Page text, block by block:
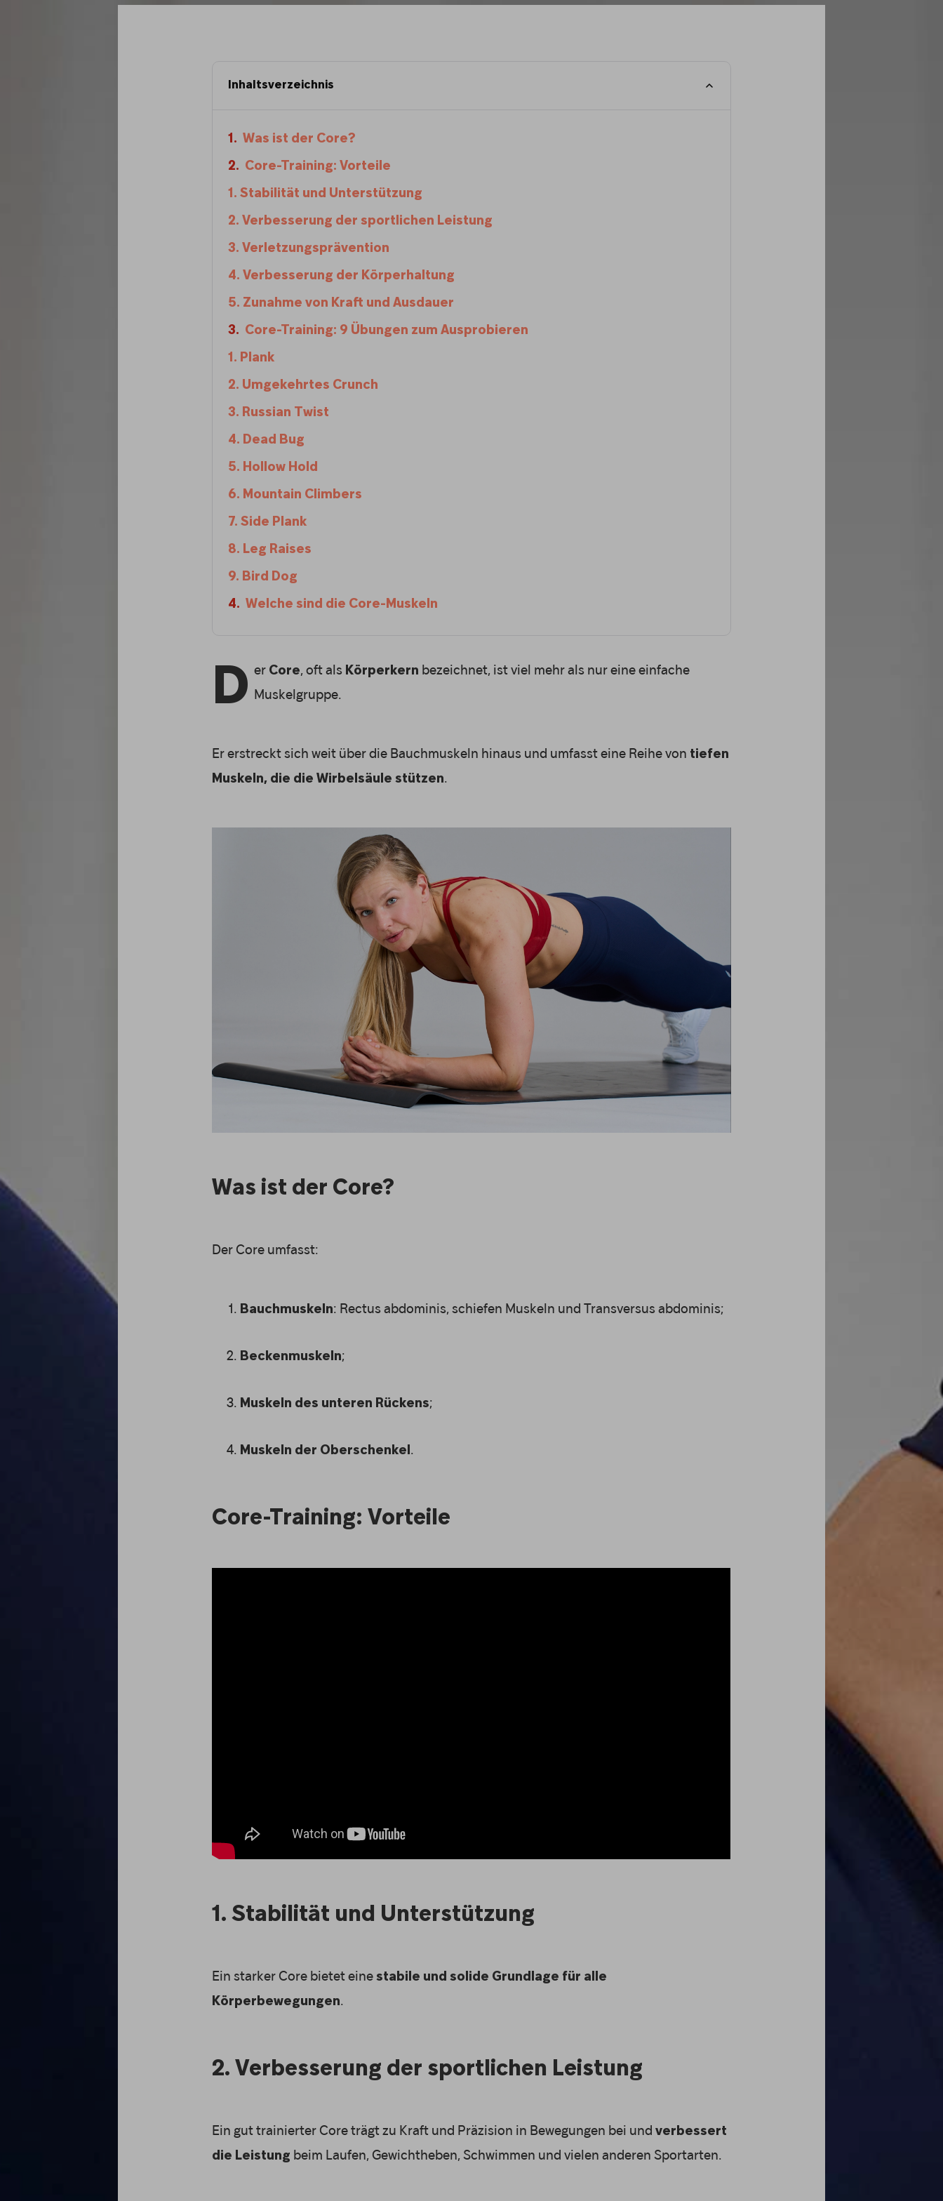
Inhaltsverzeichnis
Was ist der Core?
Core-Training: Vorteile
1. Stabilität und Unterstützung
2. Verbesserung der sportlichen Leistung
3. Verletzungsprävention
4. Verbesserung der Körperhaltung
5. Zunahme von Kraft und Ausdauer
Core-Training: 9 Übungen zum Ausprobieren
1. Plank
2. Umgekehrtes Crunch
3. Russian Twist
4. Dead Bug
5. Hollow Hold
6. Mountain Climbers
7. Side Plank
8. Leg Raises
9. Bird Dog
Welche sind die Core-Muskeln
D er Core, oft als Körperkern bezeichnet, ist viel mehr als nur eine einfache
Muskelgruppe.
Er erstreckt sich weit über die Bauchmuskeln hinaus und umfasst eine Reihe von tiefen
Muskeln, die die Wirbelsäule stützen.
Was ist der Core?
Der Core umfasst:
Bauchmuskeln: Rectus abdominis, schiefen Muskeln und Transversus abdominis;
Beckenmuskeln;
Muskeln des unteren Rückens;
Muskeln der Oberschenkel .
Core-Training: Vorteile
1. Stabilität und Unterstützung
Ein starker Core bietet einestabile und solide Grundlage für alle
Körperbewegungen.
2. Verbesserung der sportlichen Leistung
Ein gut trainierter Core trägt zu Kraft und Präzision in Bewegungen bei undverbessert
die Leistung beim Laufen, Gewichtheben, Schwimmen und vielen anderen Sportarten.